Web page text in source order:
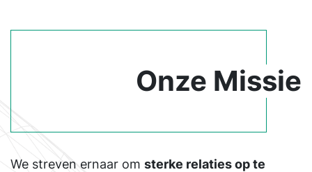
Onze Missie
We streven ernaar om sterke relaties op te